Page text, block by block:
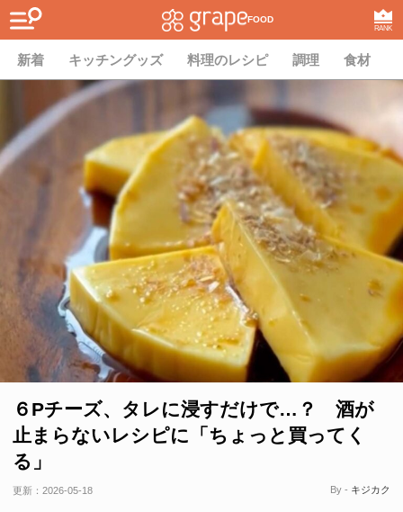
FOOD
RANK
新着 キッチングッズ 料理のレシピ 調理 食材
６Pチーズ、タレに浸すだけで…？ 酒が
止まらないレシピに「ちょっと買ってく
る」
更新： 2026-05-18 By - キジカク